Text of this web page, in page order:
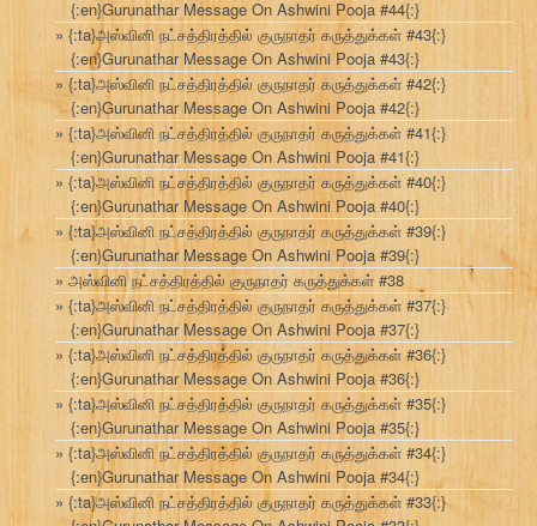
{:en}Gurunathar Message On Ashwini Pooja #44{:}
{:ta}அஸ்வினி நட்சத்திரத்தில் குருநாதர் கருத்துக்கள் #43{:}
{:en}Gurunathar Message On Ashwini Pooja #43{:}
{:ta}அஸ்வினி நட்சத்திரத்தில் குருநாதர் கருத்துக்கள் #42{:}
{:en}Gurunathar Message On Ashwini Pooja #42{:}
{:ta}அஸ்வினி நட்சத்திரத்தில் குருநாதர் கருத்துக்கள் #41{:}
{:en}Gurunathar Message On Ashwini Pooja #41{:}
{:ta}அஸ்வினி நட்சத்திரத்தில் குருநாதர் கருத்துக்கள் #40{:}
{:en}Gurunathar Message On Ashwini Pooja #40{:}
{:ta}அஸ்வினி நட்சத்திரத்தில் குருநாதர் கருத்துக்கள் #39{:}
{:en}Gurunathar Message On Ashwini Pooja #39{:}
அஸ்வினி நட்சத்திரத்தில் குருநாதர் கருத்துக்கள் #38
{:ta}அஸ்வினி நட்சத்திரத்தில் குருநாதர் கருத்துக்கள் #37{:}
{:en}Gurunathar Message On Ashwini Pooja #37{:}
{:ta}அஸ்வினி நட்சத்திரத்தில் குருநாதர் கருத்துக்கள் #36{:}
{:en}Gurunathar Message On Ashwini Pooja #36{:}
{:ta}அஸ்வினி நட்சத்திரத்தில் குருநாதர் கருத்துக்கள் #35{:}
{:en}Gurunathar Message On Ashwini Pooja #35{:}
{:ta}அஸ்வினி நட்சத்திரத்தில் குருநாதர் கருத்துக்கள் #34{:}
{:en}Gurunathar Message On Ashwini Pooja #34{:}
{:ta}அஸ்வினி நட்சத்திரத்தில் குருநாதர் கருத்துக்கள் #33{:}